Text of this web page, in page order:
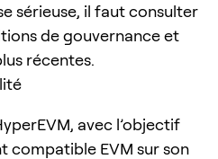
sérieuse, il faut consulter
de gouvernance et
récentes.
avec l’objectif
compatible EVM sur son